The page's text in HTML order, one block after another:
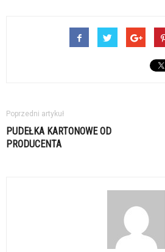
Poprzedni artykuł
PUDEŁKA KARTONOWE OD
PRODUCENTA